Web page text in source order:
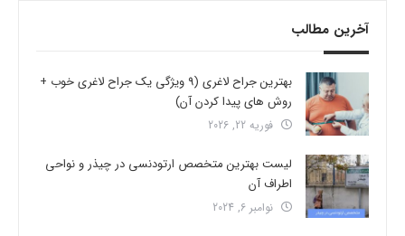
آخرین مطالب
بهترین جراح لاغری (9 ویژگی یک جراح لاغری خوب +
روش های پیدا کردن آن)
فوریه 22, 2026
لیست بهترین متخصص ارتودنسی در چیذر و نواحی
اطراف آن
نوامبر 6, 2024